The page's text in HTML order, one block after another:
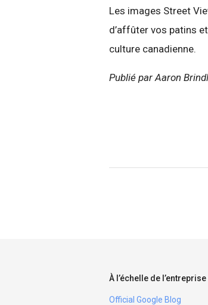
Les images Street
d’affûter vos patins
culture canadienne.
Publié par Aaron
À l’échelle de l’entreprise
Official Google Blog